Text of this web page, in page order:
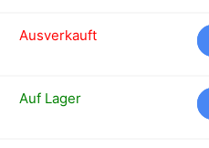
Ausverkauft
Auf Lager